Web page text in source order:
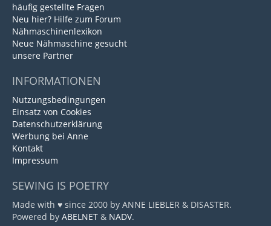
häufig gestellte Fragen
Neu hier? Hilfe zum Forum
Nähmaschinenlexikon
Neue Nähmaschine gesucht
unsere Partner
INFORMATIONEN
Nutzungsbedingungen
Einsatz von Cookies
Datenschutzerklärung
Werbung bei Anne
Kontakt
Impressum
SEWING IS POETRY
Made with ♥ since 2000 by ANNE LIEBLER & DISASTER.
Powered by ABELNET & NADV.